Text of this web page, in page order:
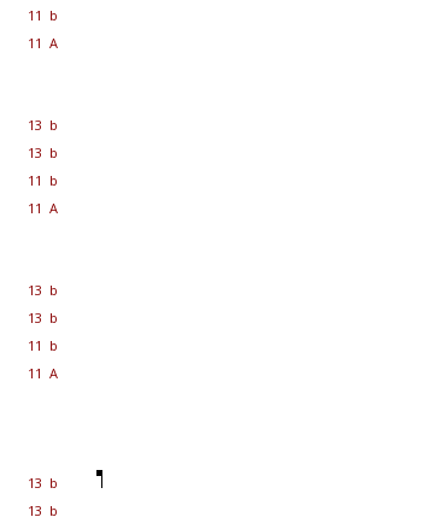
11 b
11 A
13 b
13 b
11 b
11 A
13 b
13 b
11 b
11 A
13 b
13 b